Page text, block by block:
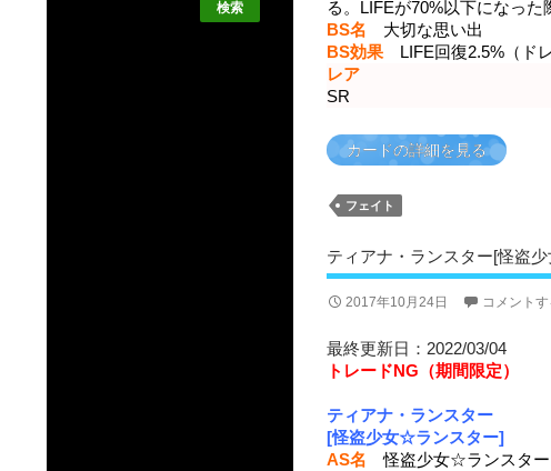
る。LIFEが70%以下になった
BS名 大切な思い出
BS効果 LIFE回復2.5%（ド
レア
SR
カードの詳細を見る
フェイト
ティアナ・ランスター[怪盗
2017年10月24日 コメントす
最終更新日：2022/03/04
トレードNG（期間限定）
ティアナ・ランスター
[怪盗少女☆ランスター]
AS名 怪盗少女☆ランスター